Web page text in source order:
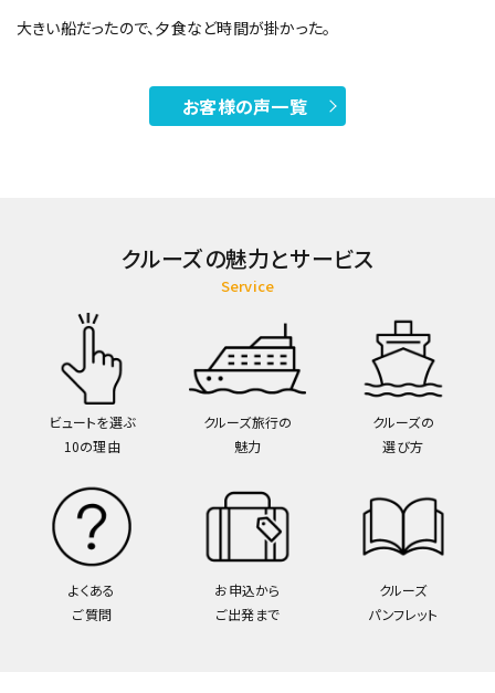
大きい船だったので、夕食など時間が掛かった。
お客様の声一覧
クルーズの魅力とサービス
Service
ビュートを選ぶ
10の理由
クルーズ旅行の
魅力
クルーズの
選び方
よくある
ご質問
お申込から
ご出発まで
クルーズ
パンフレット